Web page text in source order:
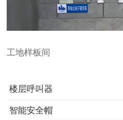
工地样板间
楼层呼叫器
智能安全帽